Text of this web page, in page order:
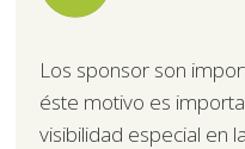
Los sponsor son
éste motivo es
visibilidad especial en